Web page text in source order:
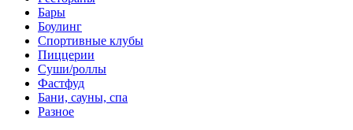
Бары
Боулинг
Спортивные клубы
Пиццерии
Суши/роллы
Фастфуд
Бани, сауны, спа
Разное